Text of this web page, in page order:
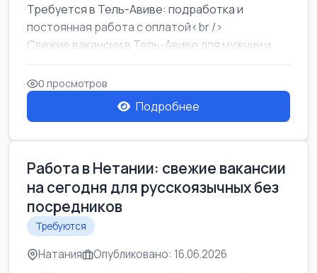
Требуется в Тель-Авиве: подработка и
постоянная работа с оплатой<br />
Свежие вакансии в Тель-Авиве для мужчин и
женщин от хозя...
0 просмотров
Подробнее
Работа в Нетании: свежие вакансии
на сегодня для русскоязычных без
посредников
Требуются
Натания Опубликовано: 16.06.2026